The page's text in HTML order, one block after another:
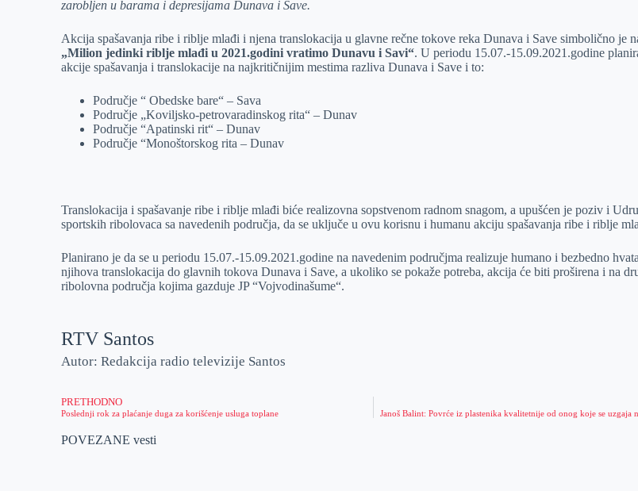
zarobljen u barama i depresijama Dunava i Save.
Akcija spašavanja ribe i riblje mlađi i njena translokacija u glavne rečne tokove reka Dunava i Save simbolično je
„Milion jedinki riblje mlađi u 2021.godini vratimo Dunavu i Savi“. U periodu 15.07.-15.09.2021.godine
akcije spašavanja i translokacije na najkritičnijim mestima razliva Dunava i Save i to:
Područje “ Obedske bare“ – Sava
Područje „Koviljsko-petrovaradinskog rita“ – Dunav
Područje “Apatinski rit“ – Dunav
Područje “Monoštorskog rita – Dunav
Translokacija i spašavanje ribe i riblje mlađi biće realizovna sopstvenom radnom snagom, a upušćen je poziv i
sportskih ribolovaca sa navedenih područja, da se uključe u ovu korisnu i humanu akciju spašavanja ribe i riblje
Planirano je da se u periodu 15.07.-15.09.2021.godine na navedenim područjma realizuje humano i bezbedno
njihova translokacija do glavnih tokova Dunava i Save, a ukoliko se pokaže potreba, akcija će biti proširena i na
ribolovna područja kojima gazduje JP “Vojvodinašume“.
RTV Santos
Autor: Redakcija radio televizije Santos
PRETHODNO
Poslednji rok za plaćanje duga za korišćenje usluga toplane Janoš Balint: Povrće iz plastenika kvalitetnije od onog koje se uzgaja
POVEZANE vesti